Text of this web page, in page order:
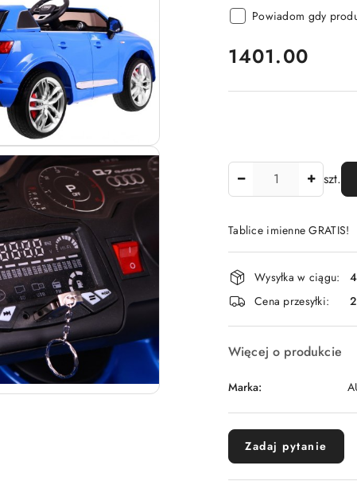
Powiadom gdy
cena:
1401.00
szt.
Tablice imienne GRATIS!
Dostępność
i
dostawa
Wysyłka w ciągu:
Cena przesyłki:
Więcej o produkcie
Marka:
Zadaj pytanie